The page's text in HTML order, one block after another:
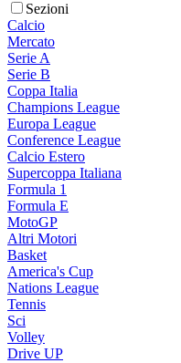
Sezioni
Calcio
Mercato
Serie A
Serie B
Coppa Italia
Champions League
Europa League
Conference League
Calcio Estero
Supercoppa Italiana
Formula 1
Formula E
MotoGP
Altri Motori
Basket
America's Cup
Nations League
Tennis
Sci
Volley
Drive UP